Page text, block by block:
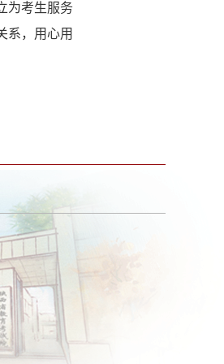
为考生服务
系，用心用